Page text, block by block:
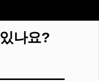
나요?